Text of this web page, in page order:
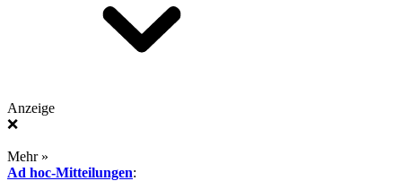
Anzeige
❌
Mehr »
Ad hoc-Mitteilungen: